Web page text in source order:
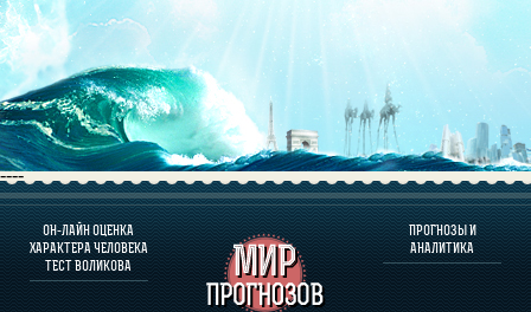
----
ОН-ЛАЙН ОЦЕНКА
ХАРАКТЕРА ЧЕЛОВЕКА
ТЕСТ ВОЛИКОВА
ПРОГНОЗЫ И
АНАЛИТИКА
О ПРОГРАММЕ
ОЦЕНКА ХАРАКТЕРA ЧЕЛОВЕКА
ОЦЕНКА ХАРАКТЕРА ВЫДАЮЩИХСЯ ЛИЧНОСТЕЙ